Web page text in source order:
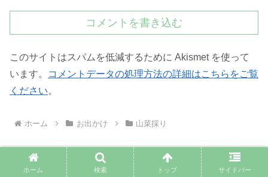
コメントを書き込む
このサイトはスパムを低減するために Akismet を使って
います。
コメントデータの処理方法の詳細はこちらをご覧
ください。
ホーム お出かけ 山菜採り
ホーム 検索 トップ サイドバー